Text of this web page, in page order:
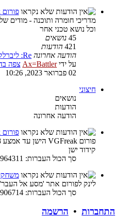
פורום VGFreak - טכני
מדריכי חומרה ותוכנה - מודים
וכל נושא טכני אחר
45 נושאים
421 הודעות
הודעה אחרונה Re: ליברלק RR - משחקים נראים …
על ידיAx=Battler צפה
02 פברואר 2023, 10:26
חיצוני
נושאים
הודעות
הודעה אחרונה
פורום VGFreak - ישן
קידוד ישן
סך הכול העברות: 1964311
לינק לפורום אתר 'מסע אל
סך הכול העברות: 1906714
התחברות • הרשמה